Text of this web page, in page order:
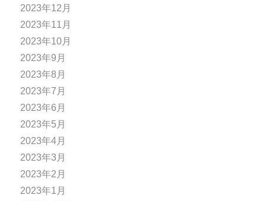
2023年12月
2023年11月
2023年10月
2023年9月
2023年8月
2023年7月
2023年6月
2023年5月
2023年4月
2023年3月
2023年2月
2023年1月